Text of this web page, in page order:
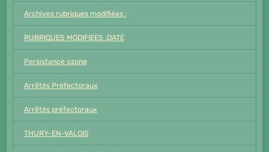
Archives rubriques modifiées :
RUBRIQUES MODIFIEES :DATE
Persistance ozone
Arrêtés Préfectoraux
Arrêtés préfectoraux
THURY-EN-VALOIS